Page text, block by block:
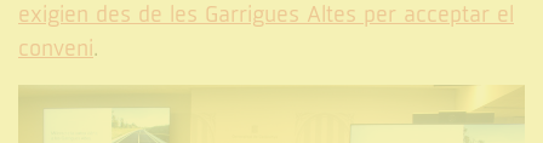
exigien des de les Garrigues Altes per acceptar el
conveni.